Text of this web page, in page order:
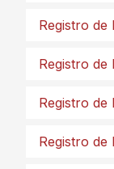
Registro de
Registro de
Registro de
Registro de